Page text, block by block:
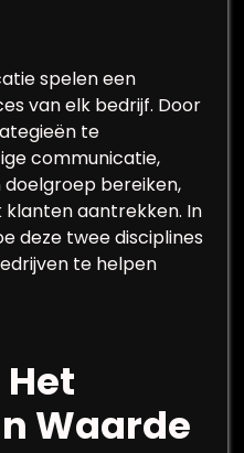
spelen een
van elk bedrijf. Door
te
communicatie,
doelgroep bereiken,
aantrekken. In
deze twee disciplines
te helpen
Waarde